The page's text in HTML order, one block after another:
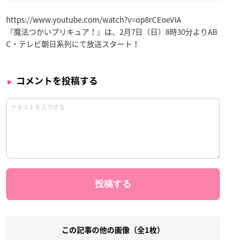
https://www.youtube.com/watch?v=op8rCEoeVIA
『魔法つかいプリキュア！』は、2月7日（日）8時30分よりAB
C・テレビ朝日系列にて放送スタート！
コメントを投稿する
この記事の他の画像（全1枚）